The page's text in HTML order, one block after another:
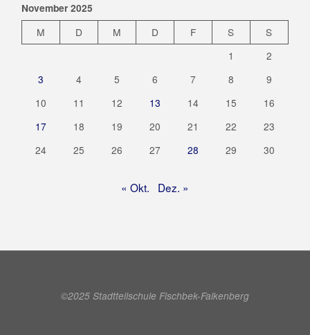
November 2025
M D M D F S
S
1
2
3
4 5 6 7 8
9
10
11 12 13 14 15
16
17
18 19 20 21 22
23
24
25 26 27 28 29 30
« Okt. Dez. »
©2025 Stadtteilschule Fischbek-Falkenberg